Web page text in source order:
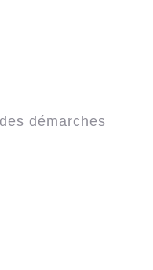
démarches